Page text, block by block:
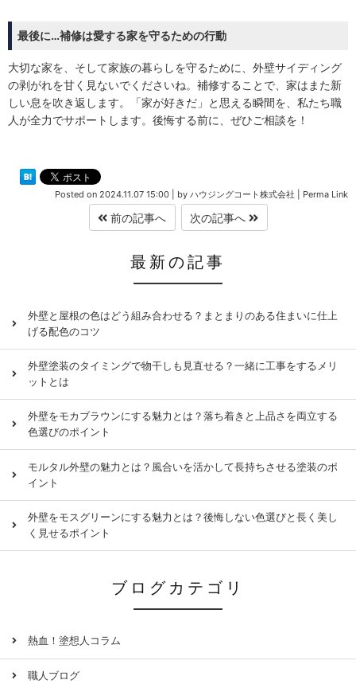
最後に…補修は愛する家を守るための行動
大切な家を、そして家族の暮らしを守るために、外壁サイディング
の剥がれを甘く見ないでくださいね。補修することで、家はまた新
しい息を吹き返します。「家が好きだ」と思える瞬間を、私たち職
人が全力でサポートします。後悔する前に、ぜひご相談を！
Posted on 2024.11.07 15:00 by ハウジングコート株式会社 Perma Link
前の記事へ 次の記事へ
最新の記事
外壁と屋根の色はどう組み合わせる？まとまりのある住まいに仕上
げる配色のコツ
外壁塗装のタイミングで物干しも見直せる？一緒に工事をするメリ
ットとは
外壁をモカブラウンにする魅力とは？落ち着きと上品さを両立する
色選びのポイント
モルタル外壁の魅力とは？風合いを活かして長持ちさせる塗装のポ
イント
外壁をモスグリーンにする魅力とは？後悔しない色選びと長く美し
く見せるポイント
ブログカテゴリ
熱血！塗想人コラム
職人ブログ